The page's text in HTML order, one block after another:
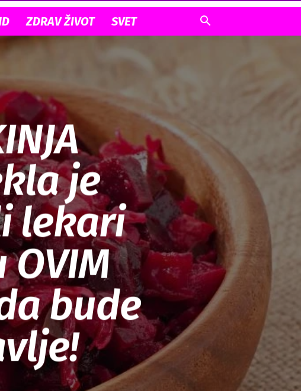
ZDRAV ŽIVOT SVET
je
lekari
bude